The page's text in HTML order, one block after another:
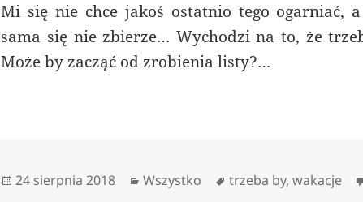
Mi się nie chce jakoś ostatnio tego ogarniać,
sama się nie zbierze… Wychodzi na to, że
Może by zacząć od zrobienia listy?…
Data
24 sierpnia 2018 Kategorie
Wszystko Tagi
trzeba by,wakacje